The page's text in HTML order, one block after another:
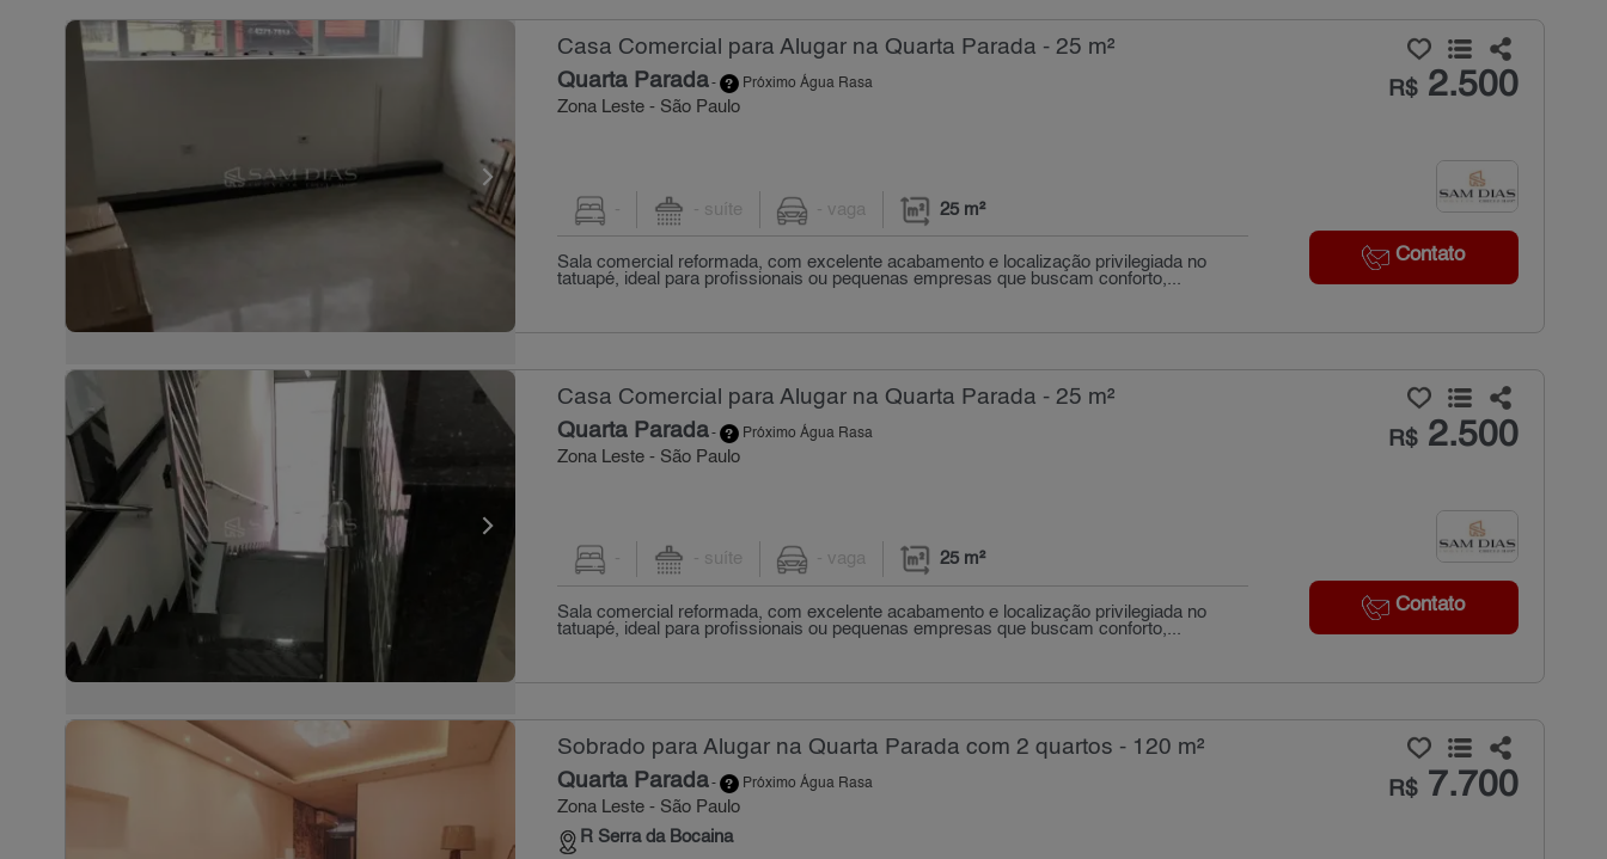
Casa Comercial para Alugar na Quarta Parada - 25 m²
Quarta Parada- Próximo Água Rasa
Zona Leste - São Paulo
R$2.500
Contato
- - suíte - vaga 25 m²
Sala comercial reformada, com excelente acabamento e localização privilegiada no
tatuapé, ideal para profissionais ou pequenas empresas que buscam conforto,...
Casa Comercial para Alugar na Quarta Parada - 25 m²
Quarta Parada- Próximo Água Rasa
Zona Leste - São Paulo
R$2.500
Contato
- - suíte - vaga 25 m²
Sala comercial reformada, com excelente acabamento e localização privilegiada no
tatuapé, ideal para profissionais ou pequenas empresas que buscam conforto,...
Sobrado para Alugar na Quarta Parada com 2 quartos - 120 m²
Quarta Parada- Próximo Água Rasa
Zona Leste - São Paulo
R Serra da Bocaina
R$7.700